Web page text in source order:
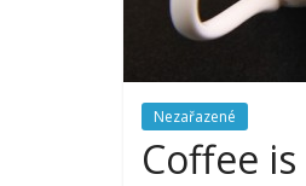
Nezařazené
Coffee